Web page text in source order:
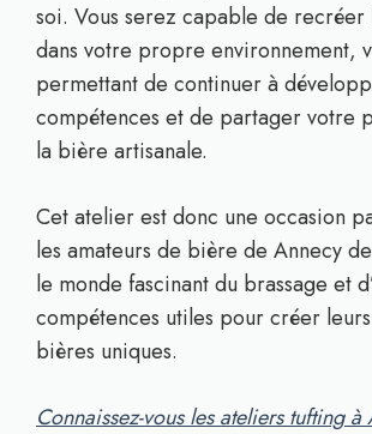
soi. Vous serez capable de recréer
dans votre propre environnement,
permettant de continuer à
compétences et de partager votre
la bière artisanale.
Cet atelier est donc une occasion
les amateurs de bière de Annecy
le monde fascinant du brassage et
compétences utiles pour créer
bières uniques.
Connaissez-vous les ateliers tufting à